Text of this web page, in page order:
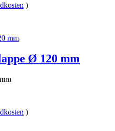
)
Ø 120 mm
)